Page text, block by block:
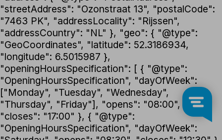
"streetAddress": "Ozonstraat 13", "postalCode":
"7463 PK", "addressLocality": "Rijssen",
"addressCountry": "NL" }, "geo": { "@type":
"GeoCoordinates", "latitude": 52.3186934,
"longitude": 6.5015987 },
"openingHoursSpecification": [ { "@type":
"OpeningHoursSpecification", "dayOfWeek":
["Monday", "Tuesday", "Wednesday",
"Thursday", "Friday"], "opens": "08:00",
"closes": "17:00" }, { "@type":
"OpeningHoursSpecification", "dayOfWeek":